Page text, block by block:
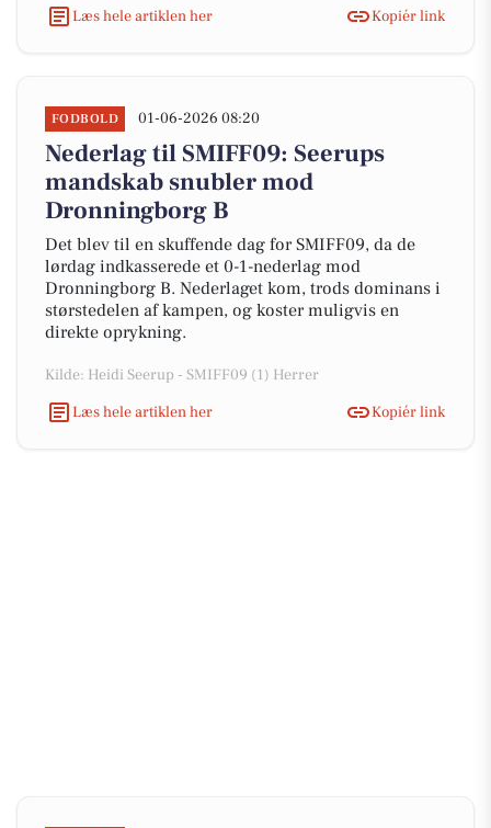
Læs hele artiklen her
Kopiér link
FODBOLD 01-06-2026 08:20
Nederlag til SMIFF09: Seerups
mandskab snubler mod
Dronningborg B
Det blev til en skuffende dag for SMIFF09, da de
lørdag indkasserede et 0-1-nederlag mod
Dronningborg B. Nederlaget kom, trods dominans i
størstedelen af kampen, og koster muligvis en
direkte oprykning.
Kilde: Heidi Seerup - SMIFF09 (1) Herrer
Læs hele artiklen her
Kopiér link